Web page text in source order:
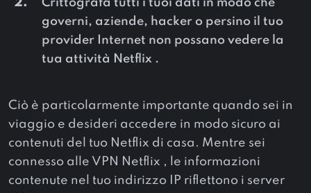
Crittografa tutti i tuoi dati in modo che
governi, aziende, hacker o persino il tuo
provider Internet non possano vedere la
tua attività Netflix .
Ciò è particolarmente importante quando sei in
viaggio e desideri accedere in modo sicuro ai
contenuti del tuo Netflix di casa. Mentre sei
connesso alle VPN Netflix , le informazioni
contenute nel tuo indirizzo IP riflettono i server